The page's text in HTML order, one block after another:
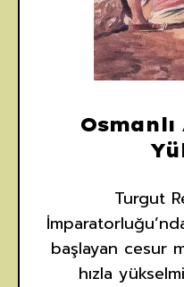
Turgut
başlayan cesur
hızla